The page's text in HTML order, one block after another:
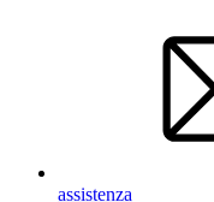
assistenza